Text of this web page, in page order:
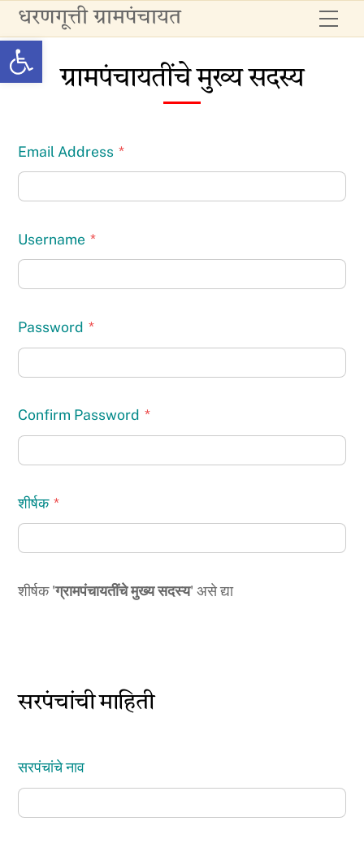
Open toolbar
Skip
to
content
धरणगूत्ती ग्रामपंचायत
ग्रामपंचायतींचे मुख्य सदस्य
Email Address *
Username *
Password *
Confirm Password *
शीर्षक *
शीर्षक 'ग्रामपंचायतींचे मुख्य सदस्य' असे द्या
सरपंचांची माहिती
सरपंचांचे नाव